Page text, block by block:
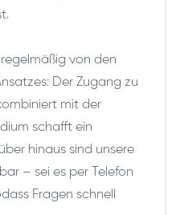
von den
Der Zugang zu
mit der
schafft ein
hinaus sind unsere
– sei es per Telefon
Fragen schnell